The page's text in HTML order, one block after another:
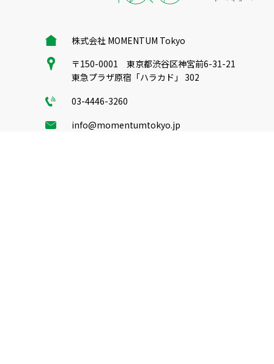
株式会社 MOMENTUM Tokyo
〒150-0001 東京都渋谷区神宮前6-31-21
東急プラザ原宿「ハラカド」 302
03-4446-3260
info@momentumtokyo.jp